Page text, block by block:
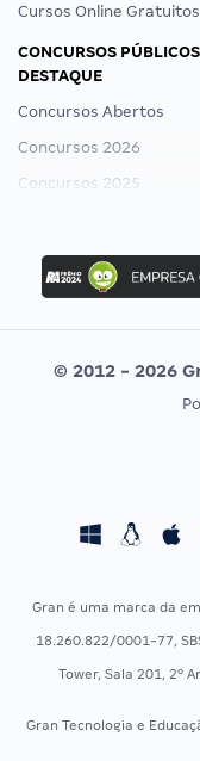
Cursos Online Gratuitos
CONCURSOS
DESTAQUE
Concursos Abertos
Concursos 2026
Concursos 2025
Concurso Ibama
Concurso MPU
Editais publicados
CONCURSOS POR
Concursos Fiscais
Residência
© 2012 - 2026
Gran é uma marca da
18.260.822/0001-77,
Tower, Sala 201, 2º
Gran Tecnologia e